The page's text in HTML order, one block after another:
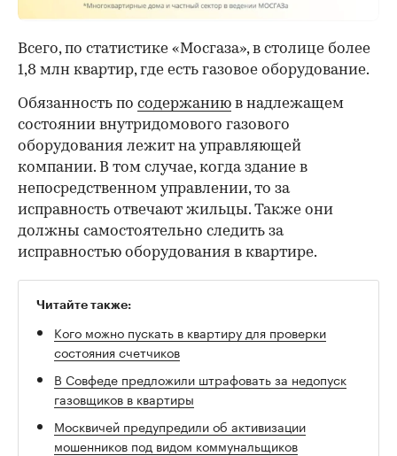
Всего, по статистике «Мосгаза», в столице более
1,8 млн квартир, где есть газовое оборудование.
Обязанность по содержанию в надлежащем
состоянии внутридомового газового
оборудования лежит на управляющей
компании. В том случае, когда здание в
непосредственном управлении, то за
исправность отвечают жильцы. Также они
должны самостоятельно следить за
исправностью оборудования в квартире.
Читайте также:
Кого можно пускать в квартиру для проверки
состояния счетчиков
В Совфеде предложили штрафовать за недопуск
газовщиков в квартиры
Москвичей предупредили об активизации
мошенников под видом коммунальщиков